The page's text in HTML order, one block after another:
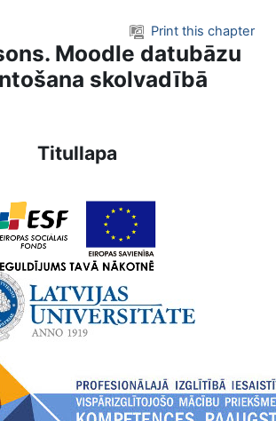
Print this chapter
Moodle datubāzu
skolvadībā
Titullapa